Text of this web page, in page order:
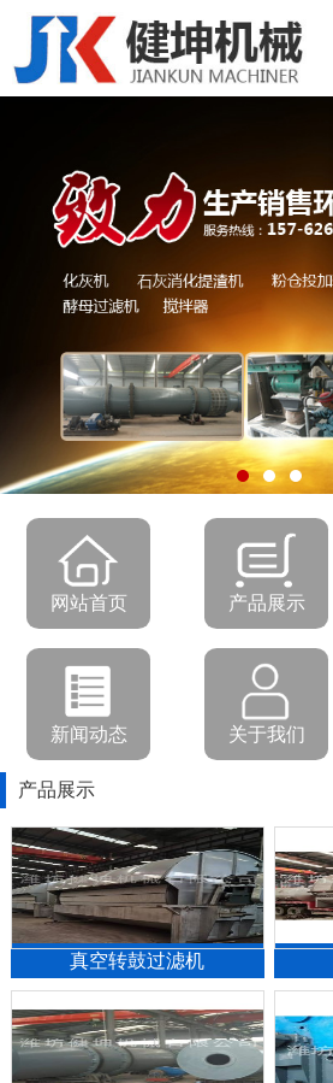
网站首页 产品展示
新闻动态 关于我们
产品展示
真空转鼓过滤机